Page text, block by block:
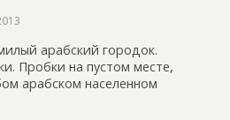
арабский городок.
Пробки на пустом месте,
арабском населенном